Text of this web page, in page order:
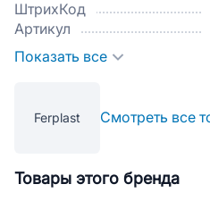
ШтрихКод
Артикул
Показать все
Ferplast Смотреть все
Товары этого бренда